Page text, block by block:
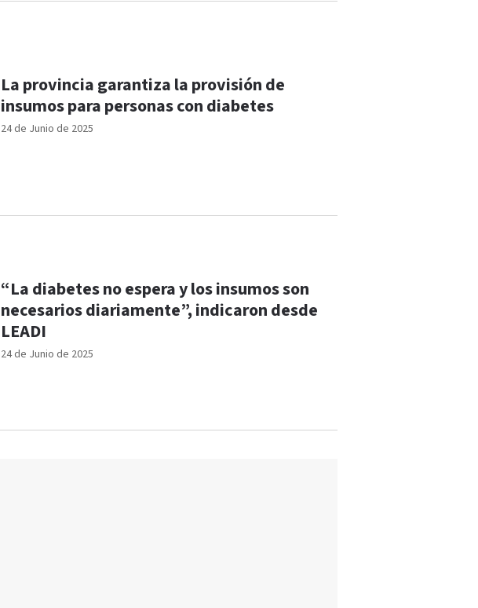
24 de Junio de 2025
La provincia garantiza la provisión de
insumos para personas con diabetes
24 de Junio de 2025
“La diabetes no espera y los insumos son
necesarios diariamente”, indicaron desde
LEADI